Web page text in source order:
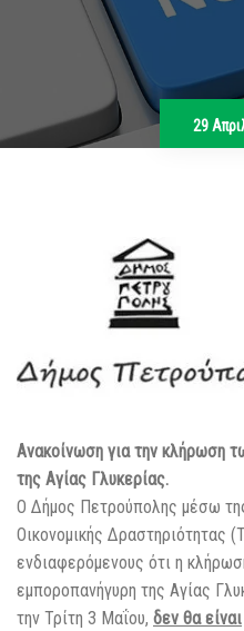
29
Ανακοίνωση για την κλήρωση
της Αγίας Γλυκερίας.
Ο Δήμος Πετρούπολης μέσω
Οικονομικής Δραστηριότητας
ενδιαφερόμενους ότι η
εμποροπανήγυρη της Αγίας
την Τρίτη 3 Μαΐου, δεν θα είναι